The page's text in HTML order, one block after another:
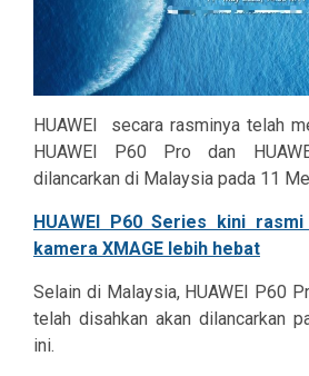
HUAWEI secara rasminya telah
HUAWEI P60 Pro dan
dilancarkan di Malaysia pada 11
HUAWEI P60 Series kini
kamera XMAGE lebih hebat
Selain di Malaysia, HUAWEI P60
telah disahkan akan dilancarkan
ini.